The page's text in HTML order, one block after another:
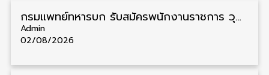
กรมแพทย์ทหารบก รับสมัครพนักงานราชการ วุฒิ ม.3/ม.6/ปวช./ปวท./ปวส. 6 อัตรา รับสมัคร 3 – 7 สิงหาคม
Admin
02/08/2026